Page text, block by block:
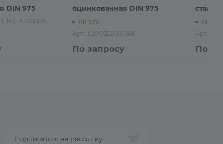
DIN 975
ШРО18100088
оцинкованная DIN 975
Много
Арт.: ШРО30200088
По запросу
сталь
Много
Арт.:
По
Подписаться на рассылку